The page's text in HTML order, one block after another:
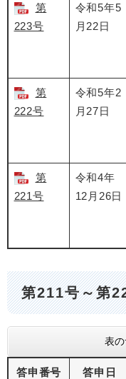
第
223号
令和5年5
月22日
第
222号
令和5年2
月27日
第
221号
令和4年
12月26日
第211号～第
表
答申番号 答申日